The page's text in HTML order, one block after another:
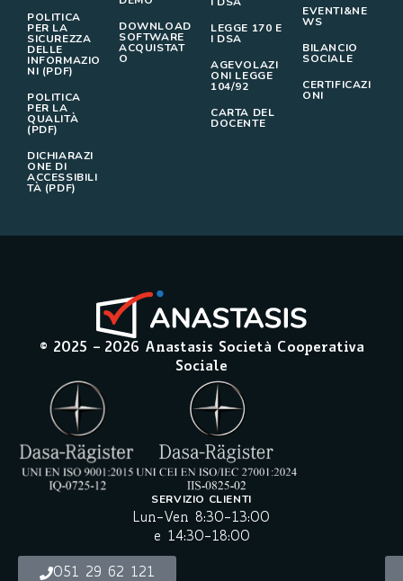
POLITICA
PER LA
SICUREZZA
DELLE
INFORMAZIO
NI (PDF)
POLITICA
PER LA
QUALITÀ
(PDF)
DICHIARAZI
ONE DI
ACCESSIBILI
TÀ (PDF)
DOWNLOAD
SOFTWARE
ACQUISTAT
O
LEGGE 170 E
I DSA
AGEVOLAZI
ONI LEGGE
104/92
CARTA DEL
DOCENTE
EVENTI&NE
WS
BILANCIO
SOCIALE
CERTIFICAZI
ONI
© 2025 – 2026 Anastasis Società Cooperativa
Sociale
SERVIZIO CLIENTI
Lun-Ven 8:30-13:00
e 14:30-18:00
051 29 62 121